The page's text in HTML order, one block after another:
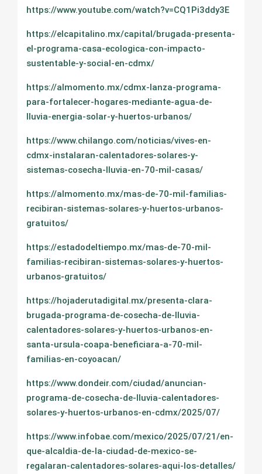
https://www.youtube.com/watch?v=CQ1Pi3ddy3E
https://elcapitalino.mx/capital/brugada-presenta-
el-programa-casa-ecologica-con-impacto-
sustentable-y-social-en-cdmx/
https://almomento.mx/cdmx-lanza-programa-
para-fortalecer-hogares-mediante-agua-de-
lluvia-energia-solar-y-huertos-urbanos/
https://www.chilango.com/noticias/vives-en-
cdmx-instalaran-calentadores-solares-y-
sistemas-cosecha-lluvia-en-70-mil-casas/
https://almomento.mx/mas-de-70-mil-familias-
recibiran-sistemas-solares-y-huertos-urbanos-
gratuitos/
https://estadodeltiempo.mx/mas-de-70-mil-
familias-recibiran-sistemas-solares-y-huertos-
urbanos-gratuitos/
https://hojaderutadigital.mx/presenta-clara-
brugada-programa-de-cosecha-de-lluvia-
calentadores-solares-y-huertos-urbanos-en-
santa-ursula-coapa-beneficiara-a-70-mil-
familias-en-coyoacan/
https://www.dondeir.com/ciudad/anuncian-
programa-de-cosecha-de-lluvia-calentadores-
solares-y-huertos-urbanos-en-cdmx/2025/07/
https://www.infobae.com/mexico/2025/07/21/en-
que-alcaldia-de-la-ciudad-de-mexico-se-
regalaran-calentadores-solares-aqui-los-detalles/